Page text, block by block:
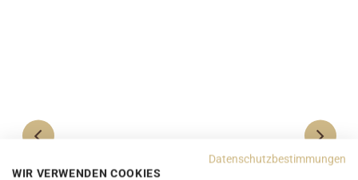
Datenschutzbestimmungen
WIR VERWENDEN COOKIES